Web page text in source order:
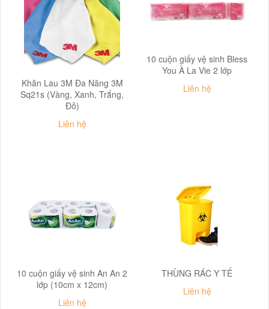
Khăn Lau 3M Đa Năng 3M
Sq21s (Vàng, Xanh, Trắng,
Đỏ)
Liên hệ
10 cuộn giấy vệ sinh Bless
You À La Vie 2 lớp
Liên hệ
10 cuộn giấy vệ sinh An An 2
lớp (10cm x 12cm)
Liên hệ
THÙNG RÁC Y TẾ
Liên hệ